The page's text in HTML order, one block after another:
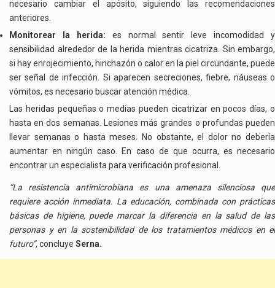
necesario cambiar el apósito, siguiendo las recomendaciones
anteriores.
Monitorear la herida: es normal sentir leve incomodidad y
sensibilidad alrededor de la herida mientras cicatriza. Sin embargo,
si hay enrojecimiento, hinchazón o calor en la piel circundante, puede
ser señal de infección. Si aparecen secreciones, fiebre, náuseas o
vómitos, es necesario buscar atención médica.
Las heridas pequeñas o medias pueden cicatrizar en pocos días, o
hasta en dos semanas. Lesiones más grandes o profundas pueden
llevar semanas o hasta meses. No obstante, el dolor no debería
aumentar en ningún caso. En caso de que ocurra, es necesario
encontrar un especialista para verificación profesional.
“La resistencia antimicrobiana es una amenaza silenciosa que
requiere acción inmediata. La educación, combinada con prácticas
básicas de higiene, puede marcar la diferencia en la salud de las
personas y en la sostenibilidad de los tratamientos médicos en el
futuro”,concluye Serna.